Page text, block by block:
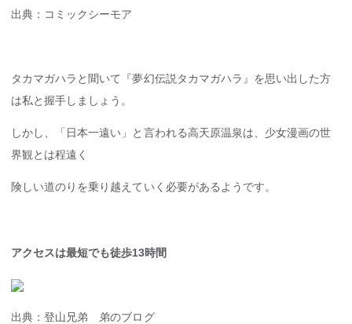
出典：コミックシーモア
タカマガハラと聞いて『夢幻伝説タカマガハラ』を思い出した方
は私と握手しましょう。
しかし、「日本一遠い」と言われる高天原温泉は、少女漫画の世
界観とは程遠く
険しい道のりを乗り越えていく必要があるようです。
アクセスは最短でも徒歩13時間
出典：登山兄弟 弟のブログ